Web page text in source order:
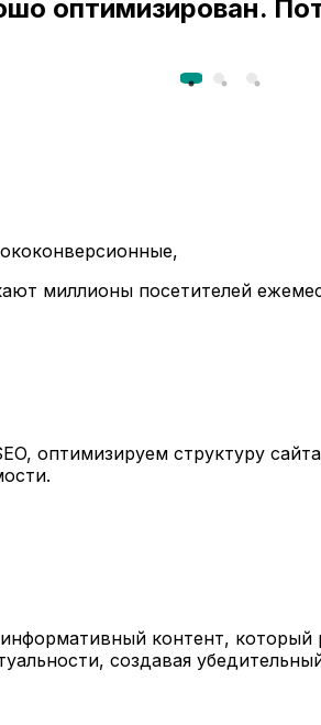
оптимизирован.
миллионы посетителей
оптимизируем структуру
контент,
создавая